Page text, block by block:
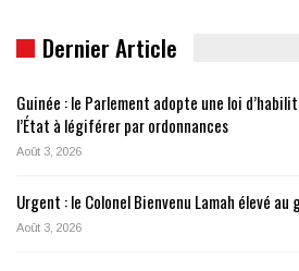
Dernier Article
Guinée : le Parlement adopte une loi
l’État à légiférer par ordonnances
Août 3, 2026
Urgent : le Colonel Bienvenu Lamah élevé
Août 3, 2026